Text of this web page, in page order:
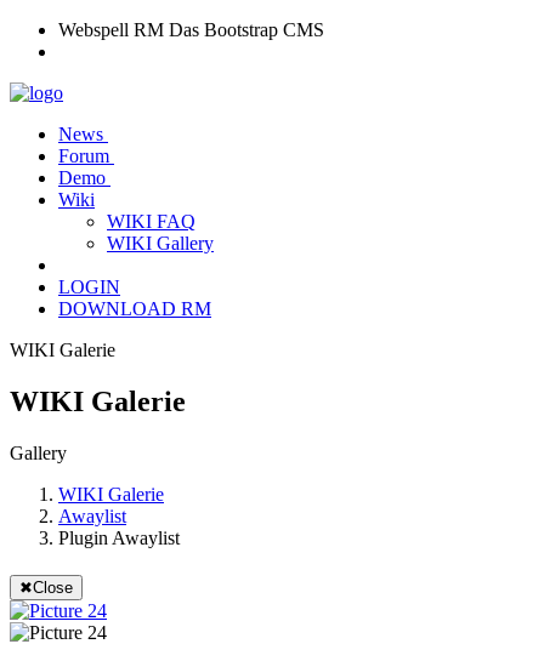
Webspell RM Das Bootstrap CMS
News
Forum
Demo
Wiki
WIKI FAQ
WIKI Gallery
LOGIN
DOWNLOAD RM
WIKI Galerie
WIKI Galerie
Gallery
WIKI Galerie
Awaylist
Plugin Awaylist
✖Close